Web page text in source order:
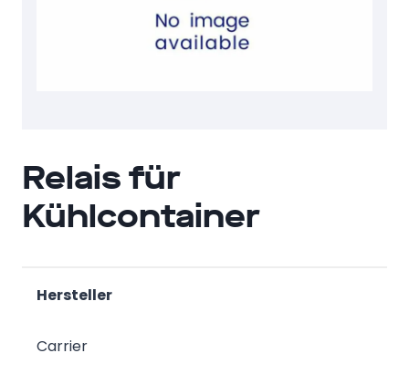
Relais für
Kühlcontainer
Hersteller
Carrier